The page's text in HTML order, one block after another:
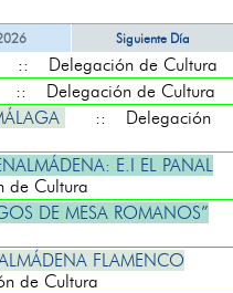
Siguiente Día
:: Delegación de Cultura
:: Delegación de Cultura
:: Delegación
E.I EL PANAL
Cultura
DE MESA ROMANOS”
FLAMENCO
de Cultura